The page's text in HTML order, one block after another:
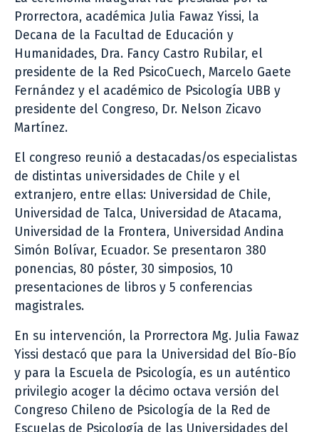
Prorrectora, académica Julia Fawaz Yissi, la
Decana de la Facultad de Educación y
Humanidades, Dra. Fancy Castro Rubilar, el
presidente de la Red PsicoCuech, Marcelo Gaete
Fernández y el académico de Psicología UBB y
presidente del Congreso, Dr. Nelson Zicavo
Martínez.
El congreso reunió a destacadas/os especialistas
de distintas universidades de Chile y el
extranjero, entre ellas: Universidad de Chile,
Universidad de Talca, Universidad de Atacama,
Universidad de la Frontera, Universidad Andina
Simón Bolívar, Ecuador. Se presentaron 380
ponencias, 80 póster, 30 simposios, 10
presentaciones de libros y 5 conferencias
magistrales.
En su intervención, la Prorrectora Mg. Julia Fawaz
Yissi destacó que para la Universidad del Bío-Bío
y para la Escuela de Psicología, es un auténtico
privilegio acoger la décimo octava versión del
Congreso Chileno de Psicología de la Red de
Escuelas de Psicología de las Universidades del